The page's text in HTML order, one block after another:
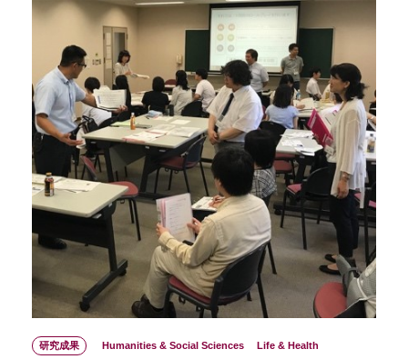
研究成果 Humanities & Social Sciences Life & Health